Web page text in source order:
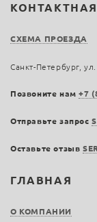
ГЛАВНАЯ
О КОМПАНИИ
СХЕМА ПРОЕЗДА
Санкт-Петербург,
Позвоните нам+7
Отправьте запрос
Оставьте отзыв